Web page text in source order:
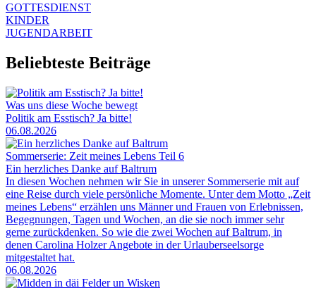
GOTTESDIENST
KINDER
JUGENDARBEIT
Beliebteste Beiträge
Was uns diese Woche bewegt
Politik am Esstisch? Ja bitte!
06.08.2026
Sommerserie: Zeit meines Lebens Teil 6
Ein herzliches Danke auf Baltrum
In diesen Wochen nehmen wir Sie in unserer Sommerserie mit auf
eine Reise durch viele persönliche Momente. Unter dem Motto „Zeit
meines Lebens“ erzählen uns Männer und Frauen von Erlebnissen,
Begegnungen, Tagen und Wochen, an die sie noch immer sehr
gerne zurückdenken. So wie die zwei Wochen auf Baltrum, in
denen Carolina Holzer Angebote in der Urlauberseelsorge
mitgestaltet hat.
06.08.2026